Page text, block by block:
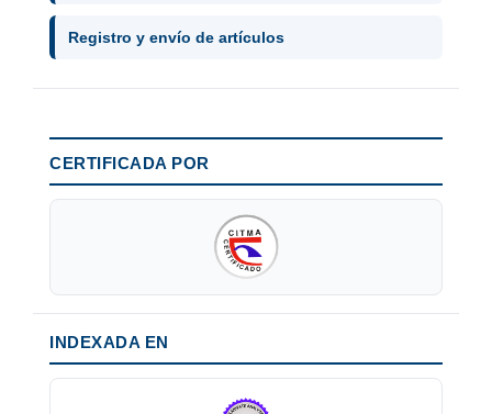
Registro y envío de artículos
CERTIFICADA POR
INDEXADA EN